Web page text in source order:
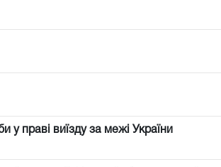
у праві виїзду за межі України